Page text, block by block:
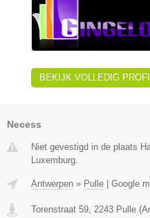
BEKIJK VOLLEDIG
Necess
Niet gevestigd in de plaats
Luxemburg.
Antwerpen » Pulle | Google
Torenstraat 59 2243 Pulle (